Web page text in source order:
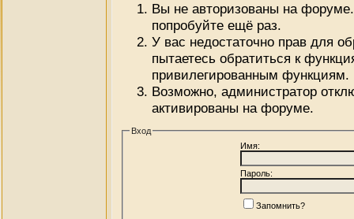
Вы не авторизованы на
попробуйте ещё раз.
У вас недостаточно прав для
пытаетесь обратиться к
привилегированным функциям.
Возможно, администратор
активированы на форуме.
Вход
Имя:
Пароль:
Запомнить?